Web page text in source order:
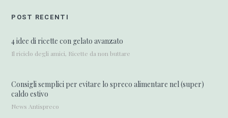
POST RECENTI
4 idee di ricette con gelato avanzato
Il riciclo degli amici, Ricette da non buttare
Consigli semplici per evitare lo spreco alimentare nel (super)
caldo estivo
News Antispreco